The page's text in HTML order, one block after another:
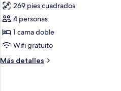
fotos
de
Hotel
Standard
269 pies cuadrados
4 personas
1 cama doble
Wifi gratuito
Más detalles
Más